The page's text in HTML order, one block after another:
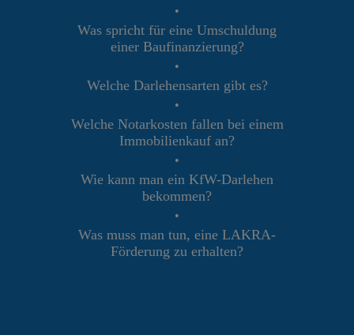
•
Was spricht für eine Umschuldung
einer Baufinanzierung?
•
Welche Darlehensarten gibt es?
•
Welche Notarkosten fallen bei einem
Immobilienkauf an?
•
Wie kann man ein KfW-Darlehen
bekommen?
•
Was muss man tun, eine LAKRA-
Förderung zu erhalten?